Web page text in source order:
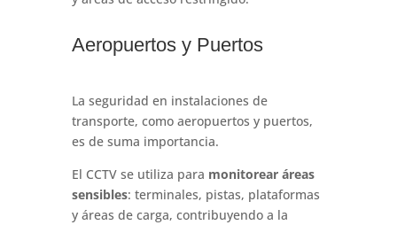
Aeropuertos y Puertos
La seguridad en instalaciones de
transporte, como aeropuertos y puertos,
es de suma importancia.
El CCTV se utiliza para monitorear áreas
sensibles: terminales, pistas, plataformas
y áreas de carga, contribuyendo a la